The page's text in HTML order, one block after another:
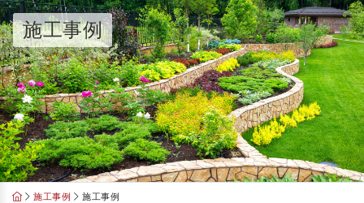
Skip
to
content
施工事例
施工事例 施工事例